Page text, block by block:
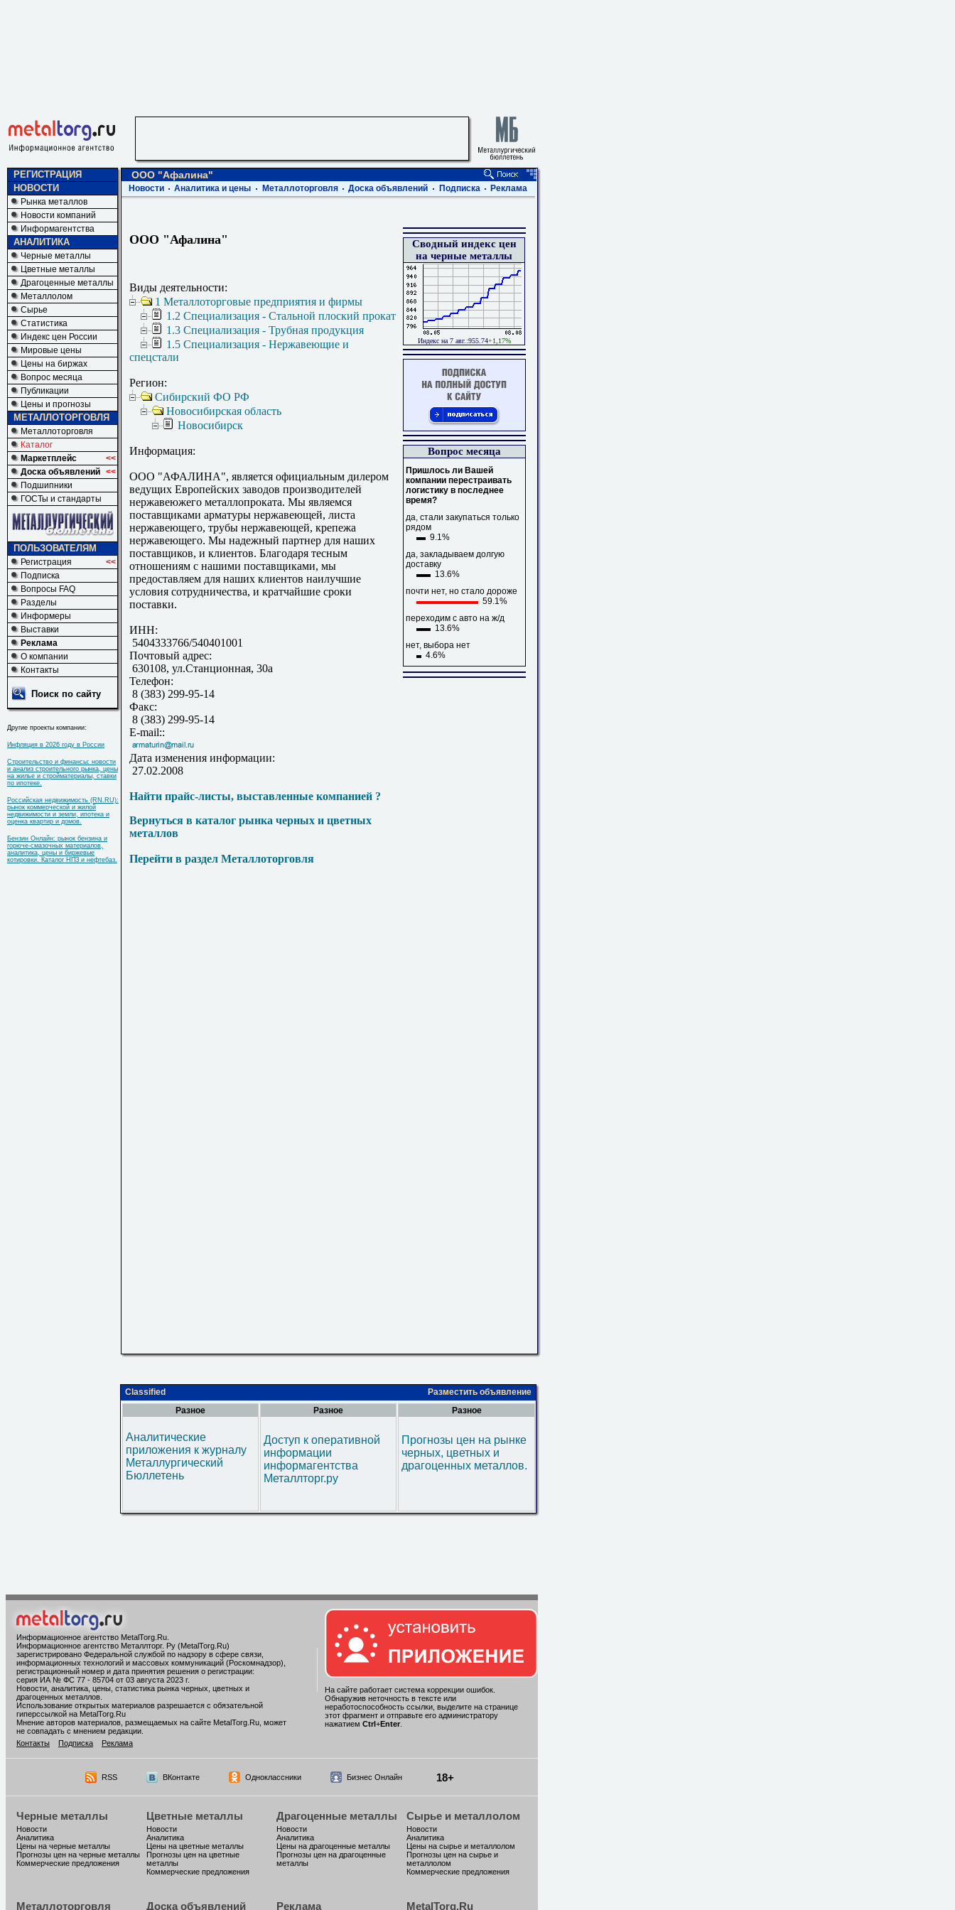
РЕГИСТРАЦИЯ
НОВОСТИ
Рынка металлов
Новости компаний
Информагентства
АНАЛИТИКА
Черные металлы
Цветные металлы
Драгоценные металлы
Металлолом
Сырье
Статистика
Индекс цен России
Мировые цены
Цены на биржах
Вопрос месяца
Публикации
Цены и прогнозы
МЕТАЛЛОТОРГОВЛЯ
Металлоторговля
Каталог
Маркетплейс
<<
Доска объявлений <<
Подшипники
ГОСТы и стандарты
ПОЛЬЗОВАТЕЛЯМ
Регистрация
<<
Подписка
Вопросы FAQ
Разделы
Информеры
Выставки
Реклама
О компании
Контакты
Поиск по сайту
Другие проекты компании:
Инфляция в 2026 году в России
Строительство и финансы: новости
и анализ строительного рынка, цены
на жилье и стройматериалы, ставки
по ипотеке.
Российская недвижимость (RN.RU):
рынок коммерческой и жилой
недвижимости и земли, ипотека и
оценка квартир и домов.
Бензин Онлайн: рынок бензина и
горюче-смазочных материалов,
аналитика, цены и биржевые
котировки. Каталог НПЗ и нефтебаз.
ООО "Афалина"
Новости Аналитика и цены Металлоторговля Доска объявлений Подписка Реклама
ООО "Афалина"
Виды деятельности:
1 Металлоторговые предприятия и фирмы
1.2 Специализация - Стальной плоский прокат
1.3 Специализация - Трубная продукция
1.5 Специализация - Нержавеющие и
спецстали
Регион:
Сибирский ФО РФ
Новосибирская область
Новосибирск
Информация:
ООО "АФАЛИНА", является официальным дилером
ведущих Европейских заводов производителей
нержавеюжего металлопроката. Мы являемся
поставщиками арматуры нержавеющей, листа
нержавеющего, трубы нержавеющей, крепежа
нержавеющего. Мы надежный партнер для наших
поставщиков, и клиентов. Благодаря тесным
отношениям с нашими поставщиками, мы
предоставляем для наших клиентов наилучшие
условия сотрудничества, и кратчайшие сроки
поставки.
ИНН:
5404333766/540401001
Почтовый адрес:
630108, ул.Станционная, 30а
Телефон:
8 (383) 299-95-14
Факс:
8 (383) 299-95-14
E-mail::
Дата изменения информации:
27.02.2008
Найти прайс-листы, выставленные компанией ?
Вернуться в каталог рынка черных и цветных
металлов
Перейти в раздел Металлоторговля
Сводный индекс цен
на черные металлы
Индекс на 7 авг.:955.74+1,17%
Вопрос месяца
Пришлось ли Вашей
компании перестраивать
логистику в последнее
время?
да, стали закупаться только
рядом
9.1%
да, закладываем долгую
доставку
13.6%
почти нет, но стало дороже
59.1%
переходим с авто на ж/д
13.6%
нет, выбора нет
4.6%
Classified
Разместить объявление
Разное
Аналитические
приложения к журналу
Металлургический
Бюллетень
Разное
Доступ к оперативной
информации
информагентства
Металлторг.ру
Разное
Прогнозы цен на рынке
черных, цветных и
драгоценных металлов.
Информационное агентство MetalTorg.Ru
Информационное агентство Металлторг. Ру (MetalTorg.Ru)
зарегистрировано Федеральной службой по надзору в сфере связи,
информационных технологий и массовых коммуникаций (Роскомнадзор),
регистрационный номер и дата принятия решения о регистрации:
серия ИА № ФС 77 - 85704 от 03 августа 2023 г.
Новости, аналитика, цены, статистика рынка черных, цветных и
драгоценных металлов.
Использование открытых материалов разрешается с обязательной
гиперссылкой на MetalTorg.Ru
Мнение авторов материалов, размещаемых на сайте MetalTorg.Ru, может
не совпадать с мнением редакции.
Контакты
Подписка Реклама
На сайте работает система коррекции ошибок.
Обнаружив неточность в тексте или
неработоспособность ссылки, выделите на странице
этот фрагмент и отправьте его администратору
нажатием Ctrl +Enter.
RSS ВКонтакте Одноклассники Бизнес Онлайн 18+
Черные металлы
Новости
Аналитика
Цены на черные металлы
Прогнозы цен на черные металлы
Коммерческие предложения
Цветные металлы
Новости
Аналитика
Цены на цветные металлы
Прогнозы цен на цветные
металлы
Коммерческие предложения
Драгоценные металлы
Новости
Аналитика
Цены на драгоценные металлы
Прогнозы цен на драгоценные
металлы
Сырье и металлолом
Новости
Аналитика
Цены на сырье и металлолом
Прогнозы цен на сырье и
металлолом
Коммерческие предложения
Металлоторговля Доска объявлений Реклама MetalTorg.Ru